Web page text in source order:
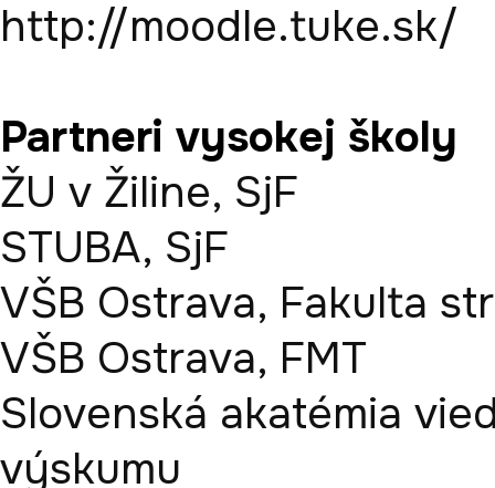
Partneri vysokej školy
ŽU v Žiline, SjF
STUBA, SjF
VŠB Ostrava, Fakulta
VŠB Ostrava, FMT
Slovenská akatémia
výskumu